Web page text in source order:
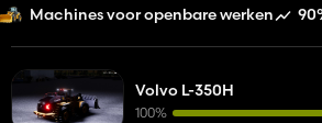
Machines voor openbare werken
Volvo L-350H
100%